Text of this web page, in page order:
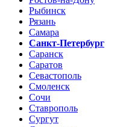
Рыбинск
Рязань
Самара
Санкт-Петербург
Саранск
Саратов
Севастополь
Смоленск
Сочи
Ставрополь
Сургут